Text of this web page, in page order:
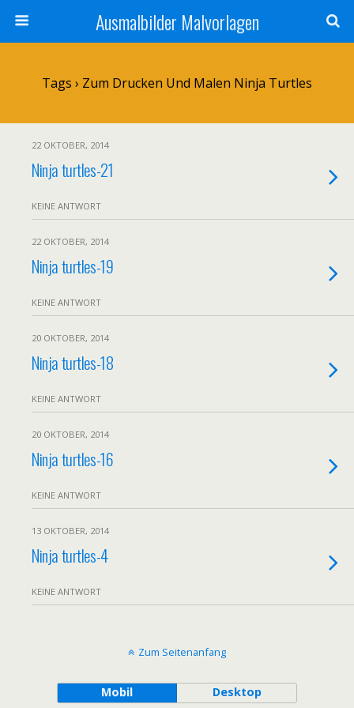
Ausmalbilder Malvorlagen
Tags › Zum Drucken Und Malen Ninja Turtles
22 OKTOBER, 2014
Ninja turtles-21
KEINE ANTWORT
22 OKTOBER, 2014
Ninja turtles-19
KEINE ANTWORT
20 OKTOBER, 2014
Ninja turtles-18
KEINE ANTWORT
20 OKTOBER, 2014
Ninja turtles-16
KEINE ANTWORT
13 OKTOBER, 2014
Ninja turtles-4
KEINE ANTWORT
Zum Seitenanfang
Mobil Desktop